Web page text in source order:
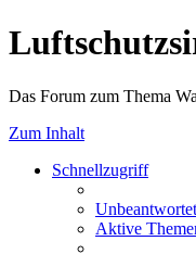
Das Forum zum Thema
Zum Inhalt
Schnellzugriff
Aktive